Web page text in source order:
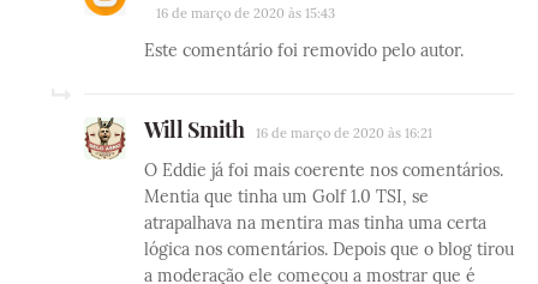
16 de março de 2020 às 15:43
Este comentário foi removido pelo autor.
Will Smith 16 de março de 2020 às 16:21
O Eddie já foi mais coerente nos comentários.
Mentia que tinha um Golf 1.0 TSI, se
atrapalhava na mentira mas tinha uma certa
lógica nos comentários. Depois que o blog tirou
a moderação ele começou a mostrar que é